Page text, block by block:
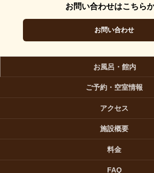
お問い合わせはこちら
お問い合わせ
お風呂・館内
ご予約・空室情報
アクセス
施設概要
料金
FAQ